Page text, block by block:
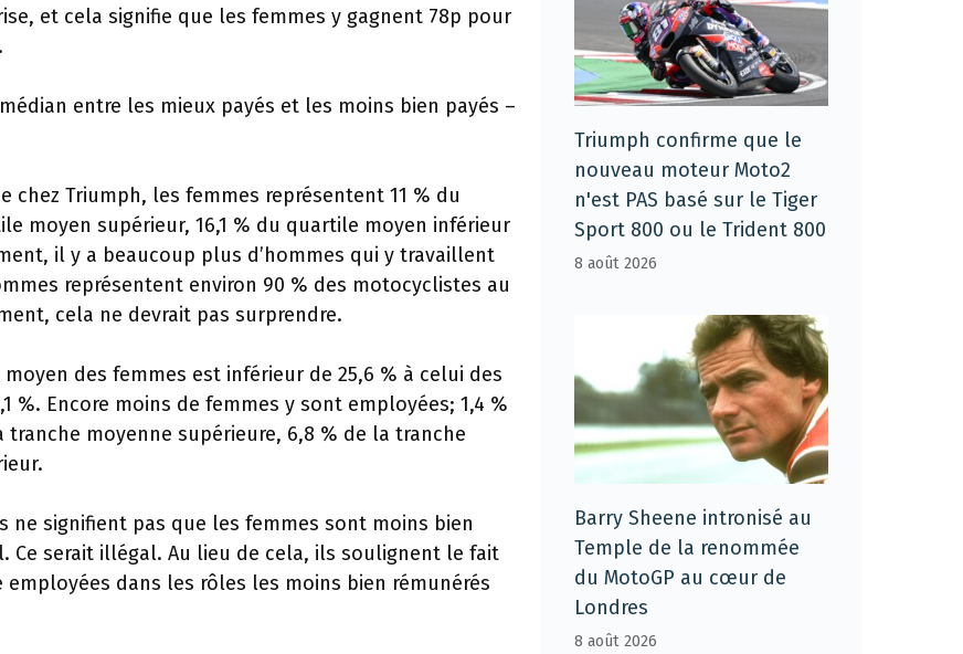
et cela signifie que les femmes y gagnent 78p pour
entre les mieux payés et les moins bien payés –
Triumph, les femmes représentent 11 % du
moyen supérieur, 16,1 % du quartile moyen inférieur
il y a beaucoup plus d’hommes qui y travaillent
représentent environ 90 % des motocyclistes au
cela ne devrait pas surprendre.
des femmes est inférieur de 25,6 % à celui des
%. Encore moins de femmes y sont employées; 1,4 %
moyenne supérieure, 6,8 % de la tranche
ne signifient pas que les femmes sont moins bien
Ce serait illégal. Au lieu de cela, ils soulignent le fait
dans les rôles les moins bien rémunérés
Triumph confirme que le
nouveau moteur Moto2
n'est PAS basé sur le Tiger
Sport 800 ou le Trident 800
8 août 2026
Barry Sheene intronisé au
Temple de la renommée
du MotoGP au cœur de
Londres
8 août 2026